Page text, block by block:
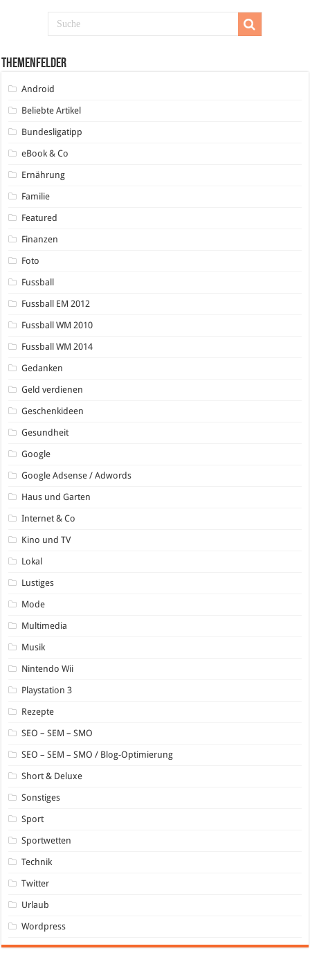
Themenfelder
Android
Beliebte Artikel
Bundesligatipp
eBook & Co
Ernährung
Familie
Featured
Finanzen
Foto
Fussball
Fussball EM 2012
Fussball WM 2010
Fussball WM 2014
Gedanken
Geld verdienen
Geschenkideen
Gesundheit
Google
Google Adsense / Adwords
Haus und Garten
Internet & Co
Kino und TV
Lokal
Lustiges
Mode
Multimedia
Musik
Nintendo Wii
Playstation 3
Rezepte
SEO – SEM – SMO
SEO – SEM – SMO / Blog-Optimierung
Short & Deluxe
Sonstiges
Sport
Sportwetten
Technik
Twitter
Urlaub
Wordpress